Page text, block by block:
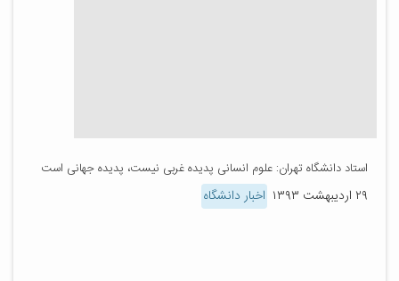
استاد دانشگاه تهران: علوم انسانی پدیده غربی نیست، پدیده جهانی است
۲۹ اردیبهشت ۱۳۹۳ اخبار دانشگاه